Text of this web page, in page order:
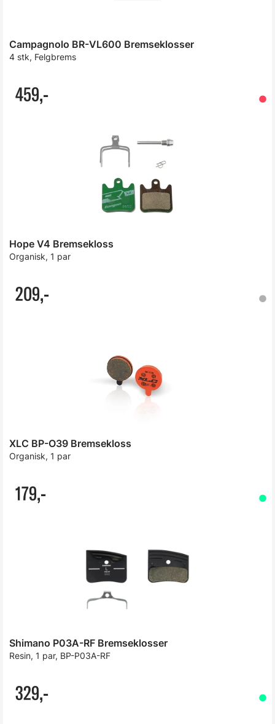
Campagnolo BR-VL600 Bremseklosser
4 stk, Felgbrems
459,-
Hope V4 Bremsekloss
Organisk, 1 par
209,-
XLC BP-O39 Bremsekloss
Organisk, 1 par
179,-
Shimano P03A-RF Bremseklosser
Resin, 1 par, BP-P03A-RF
329,-